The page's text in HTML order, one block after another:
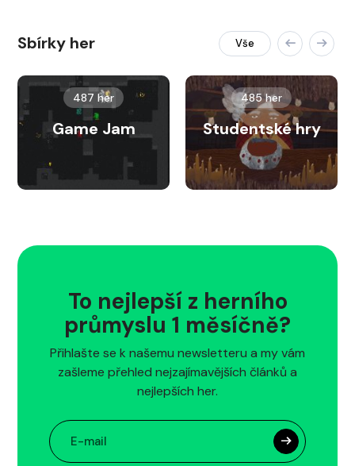
Sbírky her Vše
487 her
Game Jam
485 her
Studentské hry
To nejlepší z herního
průmyslu 1 měsíčně?
Přihlašte se k našemu newsletteru a my vám
zašleme přehled nejzajímavějších článků a
nejlepších her.